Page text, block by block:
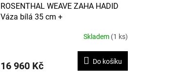
ROSENTHAL WEAVE ZAHA HADID
Váza bílá 35 cm +
Skladem (1 ks)
16 960 Kč Do košíku